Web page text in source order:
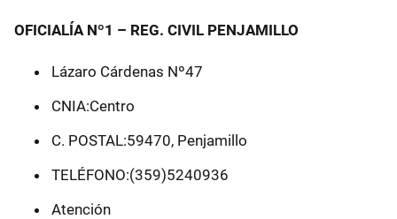
OFICIALÍA Nº1 – REG. CIVIL PENJAMILLO
Lázaro Cárdenas Nº47
CNIA:Centro
C. POSTAL:59470, Penjamillo
TELÉFONO:(359)5240936
Atención